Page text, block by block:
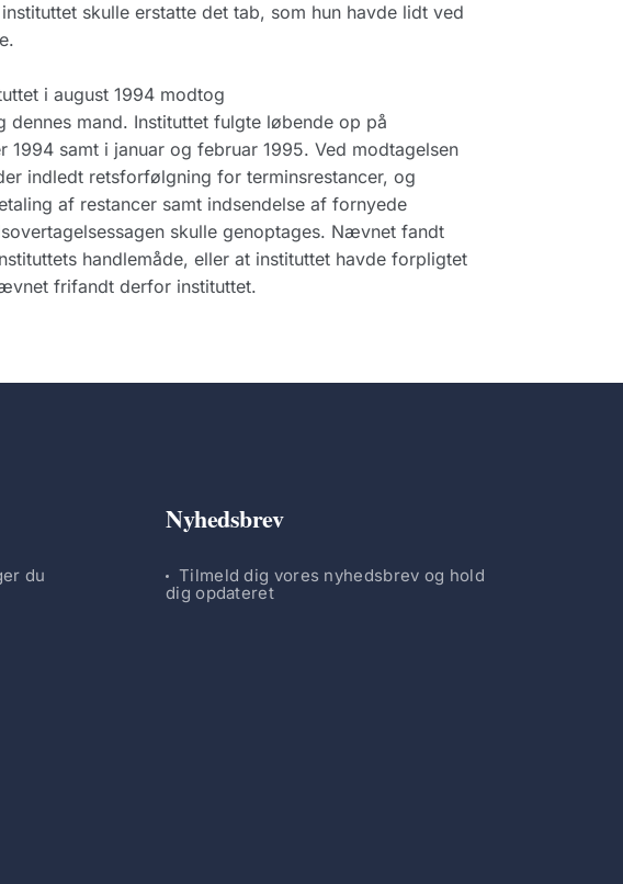
skulle erstatte det tab, som hun havde lidt ved
i august 1994 modtog
mand. Instituttet fulgte løbende op på
samt i januar og februar 1995. Ved modtagelsen
indledt retsforfølgning for terminsrestancer, og
af restancer samt indsendelse af fornyede
skulle genoptages. Nævnet fandt
handlemåde, eller at instituttet havde forpligtet
frifandt derfor instituttet.
du
Nyhedsbrev
Tilmeld dig vores nyhedsbrev og hold
dig opdateret